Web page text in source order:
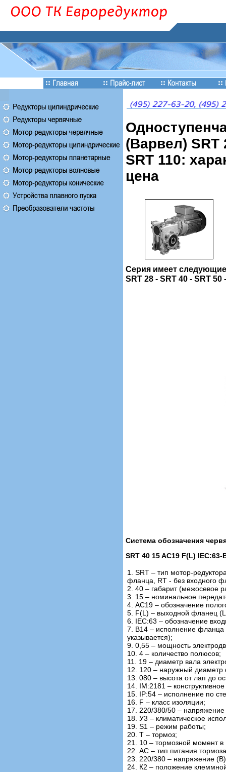
(Варвел) SRT
SRT 110:
цена
Серия имеет
SRT 28 - SRT 40 - SRT 50
Система обозначения
SRT 40 15 AC19 F(L)
1. SRT – тип мотор-
фланца, RT - без входного
2. 40 – габарит (межосевое
3. 15 – номинальное
4. AC19 – обозначение
5. F(L) – выходной фланец
6. IEC:63 – обозначение
7. В14 – исполнение фланца
указывается);
9. 0,55 – мощность
10. 4 – количество полюсов;
11. 19 – диаметр вала
12. 120 – наружный диаметр
13. 080 – высота от лап до
14. IM:2181 –
15. IP:54 – исполнение по
16. F – класс изоляции;
17. 220/380/50 – напряжение
18. У3 – климатическое
19. S1 – режим работы;
20. Т – тормоз;
21. 10 – тормозной момент
22. АС – тип питания
23. 220/380 – напряжение
24. К2 – положение